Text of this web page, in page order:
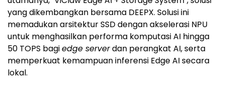
yang dikembangkan bersama DEEPX. Solusi ini
memadukan arsitektur SSD dengan akselerasi NPU
untuk menghasilkan performa komputasi AI hingga
50 TOPS bagiedge serverdan perangkat AI, serta
memperkuat kemampuan inferensi Edge AI secara
lokal.